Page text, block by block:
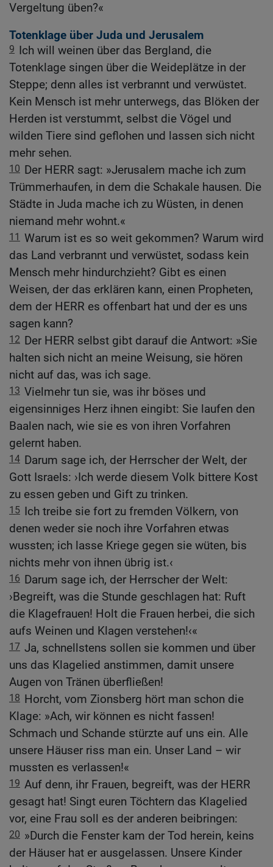
Vergeltung üben?«
Totenklage über Juda und Jerusalem
9 Ich will weinen über das Bergland, die
Totenklage singen über die Weideplätze in der
Steppe; denn alles ist verbrannt und verwüstet.
Kein Mensch ist mehr unterwegs, das Blöken der
Herden ist verstummt, selbst die Vögel und
wilden Tiere sind geflohen und lassen sich nicht
mehr sehen.
10 Der HERR sagt: »Jerusalem mache ich zum
Trümmerhaufen, in dem die Schakale hausen. Die
Städte in Juda mache ich zu Wüsten, in denen
niemand mehr wohnt.«
11 Warum ist es so weit gekommen? Warum wird
das Land verbrannt und verwüstet, sodass kein
Mensch mehr hindurchzieht? Gibt es einen
Weisen, der das erklären kann, einen Propheten,
dem der HERR es offenbart hat und der es uns
sagen kann?
12 Der HERR selbst gibt darauf die Antwort: »Sie
halten sich nicht an meine Weisung, sie hören
nicht auf das, was ich sage.
13 Vielmehr tun sie, was ihr böses und
eigensinniges Herz ihnen eingibt: Sie laufen den
Baalen nach, wie sie es von ihren Vorfahren
gelernt haben.
14 Darum sage ich, der Herrscher der Welt, der
Gott Israels: ›Ich werde diesem Volk bittere Kost
zu essen geben und Gift zu trinken.
15 Ich treibe sie fort zu fremden Völkern, von
denen weder sie noch ihre Vorfahren etwas
wussten; ich lasse Kriege gegen sie wüten, bis
nichts mehr von ihnen übrig ist.‹
16 Darum sage ich, der Herrscher der Welt:
›Begreift, was die Stunde geschlagen hat: Ruft
die Klagefrauen! Holt die Frauen herbei, die sich
aufs Weinen und Klagen verstehen!‹«
17 Ja, schnellstens sollen sie kommen und über
uns das Klagelied anstimmen, damit unsere
Augen von Tränen überfließen!
18 Horcht, vom Zionsberg hört man schon die
Klage: »Ach, wir können es nicht fassen!
Schmach und Schande stürzte auf uns ein. Alle
unsere Häuser riss man ein. Unser Land – wir
mussten es verlassen!«
19 Auf denn, ihr Frauen, begreift, was der HERR
gesagt hat! Singt euren Töchtern das Klagelied
vor, eine Frau soll es der anderen beibringen:
20 »Durch die Fenster kam der Tod herein, keins
der Häuser hat er ausgelassen. Unsere Kinder